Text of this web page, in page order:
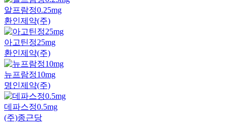
알프람정0.25mg
환인제약(주)
아고틴정25mg
환인제약(주)
뉴프람정10mg
명인제약(주)
데파스정0.5mg
(주)종근당